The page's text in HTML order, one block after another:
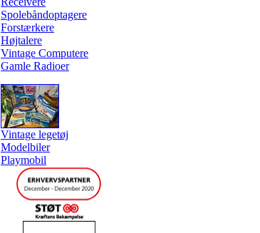
Spolebåndoptagere
Forstærkere
Højtalere
Vintage Computere
Gamle Radioer
Vintage legetøj
Modelbiler
Playmobil